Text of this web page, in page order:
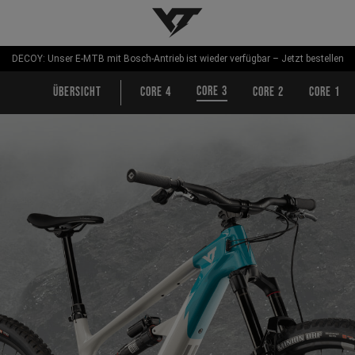
YT-Industries
DECOY: Unser E-MTB mit Bosch-Antrieb ist wieder verfügbar – Jetzt bestellen
Übersicht CORE 4 CORE 3 CORE 2 CORE 1